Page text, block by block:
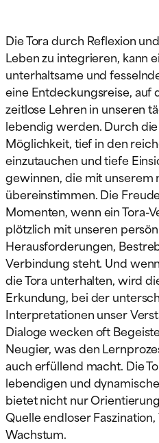
Die Tora durch Reflexion
Leben zu integrieren, kann
unterhaltsame und
eine Entdeckungsreise, auf
zeitlose Lehren in unseren
lebendig werden. Durch
Möglichkeit, tief in den
einzutauchen und tiefe
gewinnen, die mit unserem
übereinstimmen. Die
Momenten, wenn ein Tora-
plötzlich mit unseren
Herausforderungen,
Verbindung steht. Und
die Tora unterhalten, wird
Erkundung, bei der
Interpretationen unser
Dialoge wecken oft
Neugier, was den
auch erfüllend macht. Die
lebendigen und
bietet nicht nur
Quelle endloser
Wachstum.